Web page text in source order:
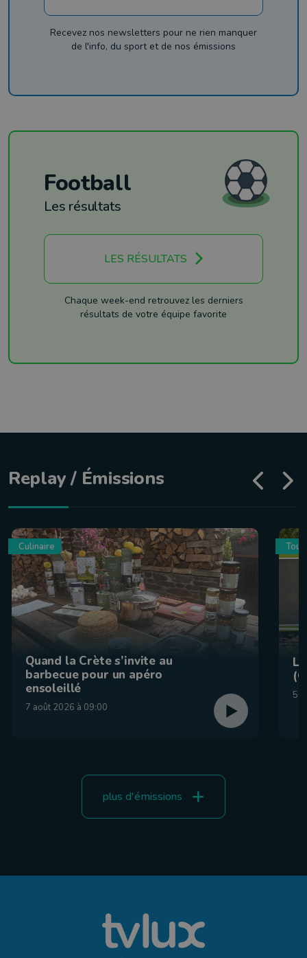
Recevez nos newsletters pour ne rien manquer
de l'info, du sport et de nos émissions
Football
Les résultats
LES RÉSULTATS
Chaque week-end retrouvez les derniers
résultats de votre équipe favorite
Replay / Émissions
Culinaire
Quand la Crète s’invite au
barbecue pour un apéro
ensoleillé
7 août 2026 à 09:00
5
plus d'émissions